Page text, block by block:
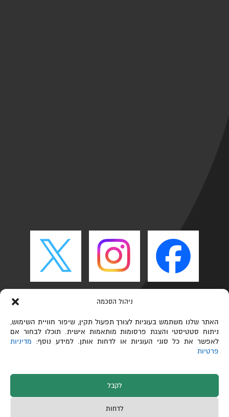
ניהול הסכמה
האתר שלנו משתמש בעוגיות לצורך תפעול תקין, שיפור חוויית השימוש,
ניתוח סטטיסטי והצגת פרסומות מותאמות אישית. תוכלו לבחור אם
לאפשר את כל סוגי העוגיות או לדחות אותן. למידע נוסף: מדיניות
פרטיות
לקבל
לדחות
טכניון – מכון טכנולוגי לישראל 2026